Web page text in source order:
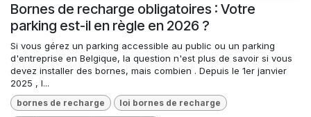
Bornes de recharge obligatoires : Votre
parking est-il en règle en 2026 ?
Si vous gérez un parking accessible au public ou un parking
d'entreprise en Belgique, la question n'est plus de savoir si vous
devez installer des bornes, mais combien . Depuis le 1er janvier
2025 , l...
bornes de recharge loi bornes de recharge